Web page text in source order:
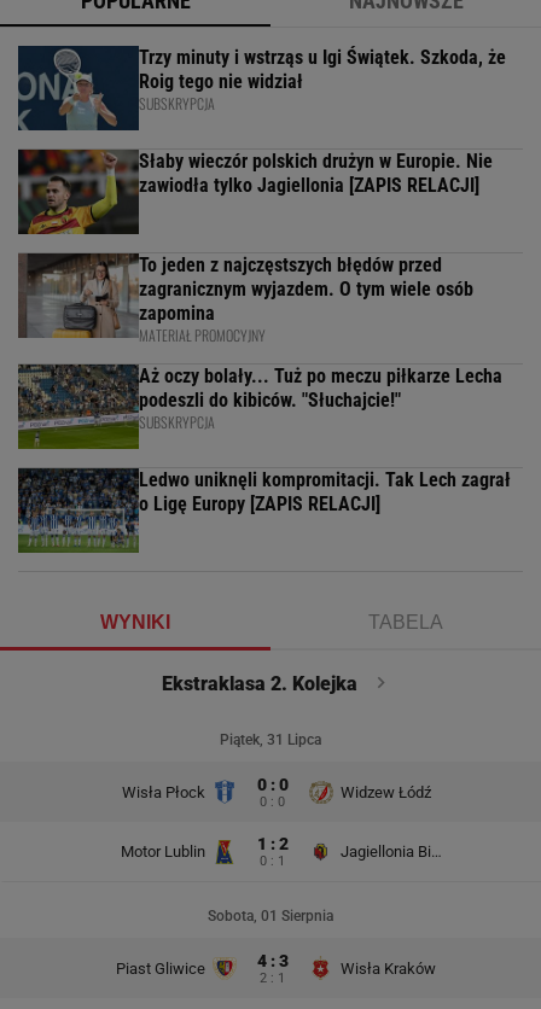
Trzy minuty i wstrząs u Igi Świątek. Szkoda, że
Roig tego nie widział
SUBSKRYPCJA
Słaby wieczór polskich drużyn w Europie. Nie
zawiodła tylko Jagiellonia [ZAPIS RELACJI]
To jeden z najczęstszych błędów przed
zagranicznym wyjazdem. O tym wiele osób
zapomina
MATERIAŁ PROMOCYJNY
Aż oczy bolały... Tuż po meczu piłkarze Lecha
podeszli do kibiców. "Słuchajcie!"
SUBSKRYPCJA
Ledwo uniknęli kompromitacji. Tak Lech zagrał
o Ligę Europy [ZAPIS RELACJI]
WYNIKI TABELA
Ekstraklasa 2. Kolejka
Piątek, 31 Lipca
Wisła Płock 0 : 0
0 : 0
Widzew Łódź
Motor Lublin 1 : 2
0 : 1
Jagiellonia Białystok
Sobota, 01 Sierpnia
Piast Gliwice 4 : 3
2 : 1
Wisła Kraków